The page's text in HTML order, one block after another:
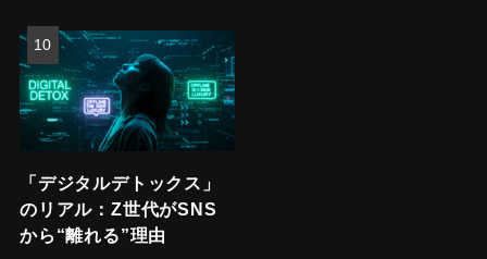
「デジタルデトックス」
のリアル：Z世代がSNS
から“離れる”理由